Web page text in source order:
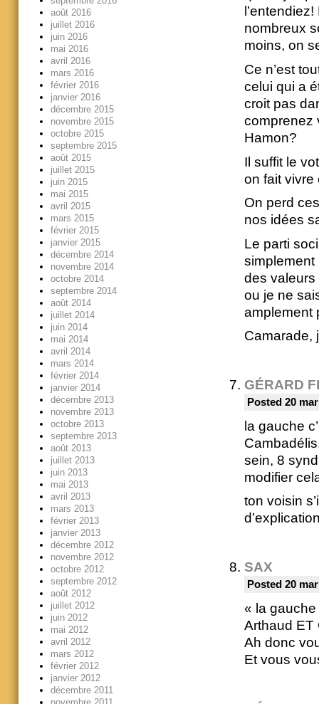
nombreux
moins, on
Ce n’est
celui qui a
croit pas
comprenez
Hamon?
Il suffit le
on fait vivre
On perd
nos idées
Le parti
simplement
des valeurs
ou je ne
amplement
Camarade,
GÉRARD
Posted 20
la gauche
sein, 8
modifier
ton voisin
SAX
Posted 20
« la gauche
Arthaud ET
Ah donc
Et vous
août 2016
juillet 2016
juin 2016
mai 2016
avril 2016
mars 2016
février 2016
janvier 2016
décembre 2015
novembre 2015
octobre 2015
septembre 2015
août 2015
juillet 2015
juin 2015
mai 2015
avril 2015
mars 2015
février 2015
janvier 2015
décembre 2014
novembre 2014
octobre 2014
septembre 2014
août 2014
juillet 2014
juin 2014
mai 2014
avril 2014
mars 2014
février 2014
janvier 2014
décembre 2013
novembre 2013
octobre 2013
septembre 2013
août 2013
juillet 2013
juin 2013
mai 2013
avril 2013
mars 2013
février 2013
janvier 2013
décembre 2012
novembre 2012
octobre 2012
septembre 2012
août 2012
juillet 2012
juin 2012
mai 2012
avril 2012
mars 2012
février 2012
janvier 2012
décembre 2011